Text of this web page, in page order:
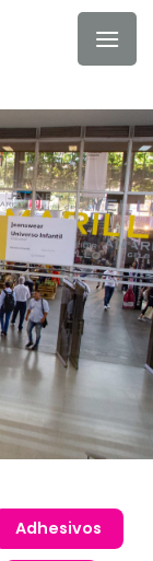
Adhesivos